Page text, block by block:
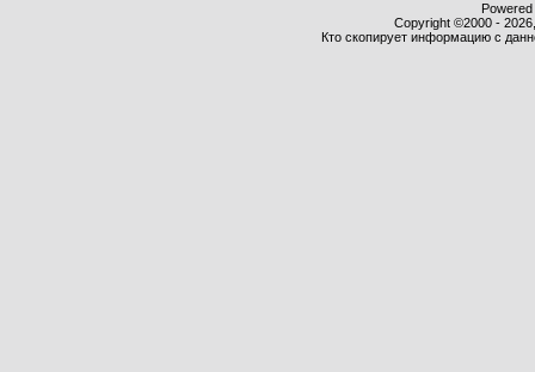
Copyright ©2000 -
Кто скопирует информацию с